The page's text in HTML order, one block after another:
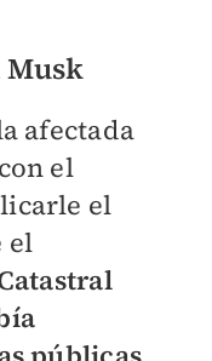
Musk
afectada
el
el
el